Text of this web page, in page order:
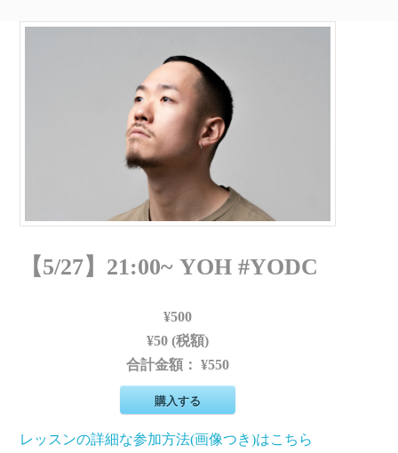
【5/27】21:00~ YOH #YODC
¥500
¥50 (税額)
合計金額：¥550
購入する
レッスンの詳細な参加方法(画像つき)はこちら